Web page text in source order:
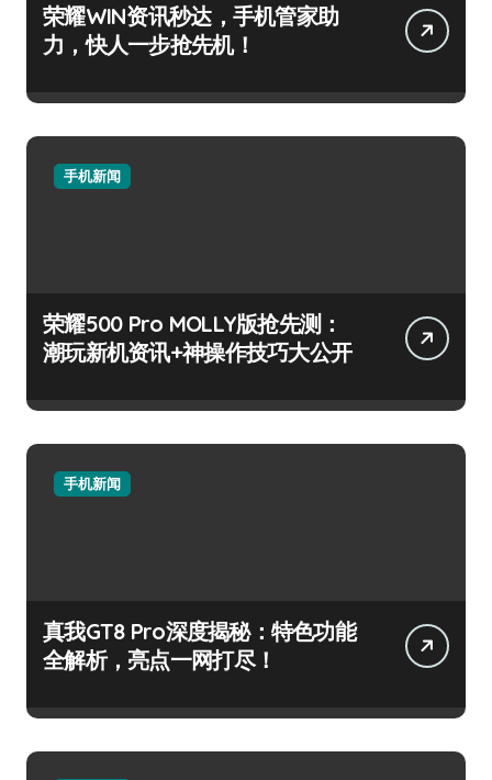
荣耀WIN资讯秒达，手机管家助
力，快人一步抢先机！
手机新闻
荣耀500 Pro MOLLY版抢先测：
潮玩新机资讯+神操作技巧大公开
手机新闻
真我GT8 Pro深度揭秘：特色功能
全解析，亮点一网打尽！